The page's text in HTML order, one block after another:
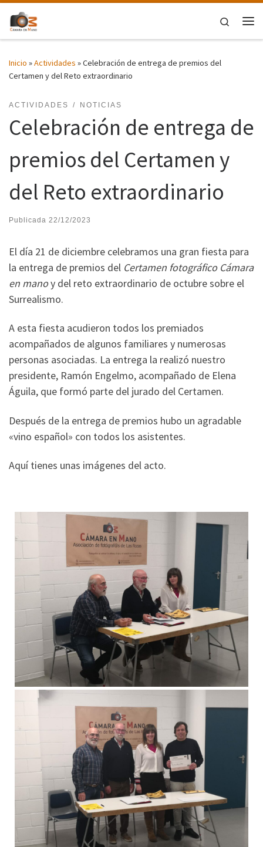
Saltar al contenido
Search
Inicio »Actividades »Celebración de entrega de premios del
Certamen y del Reto extraordinario
ACTIVIDADES NOTICIAS
Celebración de entrega de
premios del Certamen y
del Reto extraordinario
Publicada 22/12/2023
El día 21 de diciembre celebramos una gran fiesta para
la entrega de premios del Certamen fotográfico Cámara
en manoy del reto extraordinario de octubre sobre el
Surrealismo.
A esta fiesta acudieron todos los premiados
acompañados de algunos familiares y numerosas
personas asociadas. La entrega la realizó nuestro
presidente, Ramón Engelmo, acompañado de Elena
Águila, que formó parte del jurado del Certamen.
Después de la entrega de premios hubo un agradable
«vino español» con todos los asistentes.
Aquí tienes unas imágenes del acto.